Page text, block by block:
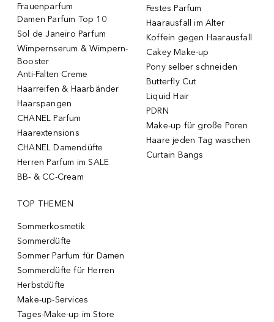
Frauenparfum
Damen Parfum Top 10
Sol de Janeiro Parfum
Wimpernserum & Wimpern-
Booster
Anti-Falten Creme
Haarreifen & Haarbänder
Haarspangen
CHANEL Parfum
Haarextensions
CHANEL Damendüfte
Herren Parfum im SALE
BB- & CC-Cream
Festes Parfum
Haarausfall im Alter
Koffein gegen Haarausfall
Cakey Make-up
Pony selber schneiden
Butterfly Cut
Liquid Hair
PDRN
Make-up für große Poren
Haare jeden Tag waschen
Curtain Bangs
TOP THEMEN
Sommerkosmetik
Sommerdüfte
Sommer Parfum für Damen
Sommerdüfte für Herren
Herbstdüfte
Make-up-Services
Tages-Make-up im Store